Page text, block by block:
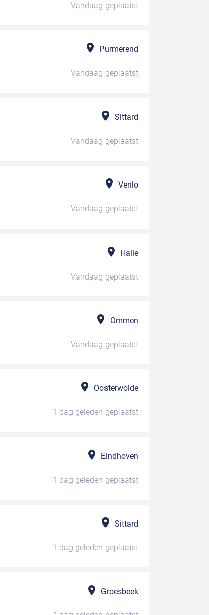
Vandaag geplaatst
Purmerend
Vandaag geplaatst
Sittard
Vandaag geplaatst
Venlo
Vandaag geplaatst
Halle
Vandaag geplaatst
Ommen
Vandaag geplaatst
Oosterwolde
1 dag geleden geplaatst
Eindhoven
1 dag geleden geplaatst
Sittard
1 dag geleden geplaatst
Groesbeek